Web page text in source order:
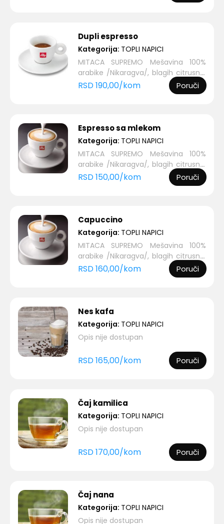
Dupli espresso
Kategorija: TOPLI NAPICI
MITACA SUPREMO Mešavina 100%
arabike /Nikaragva/, blagih citrusnih
nota za sva čula, jaka ...
RSD190,00/kom Poruči
Espresso sa mlekom
Kategorija: TOPLI NAPICI
MITACA SUPREMO Mešavina 100%
arabike /Nikaragva/, blagih citrusnih
nota za sva čula, jaka ...
RSD150,00/kom Poruči
Capuccino
Kategorija: TOPLI NAPICI
MITACA SUPREMO Mešavina 100%
arabike /Nikaragva/, blagih citrusnih
nota za sva čula, jaka ...
RSD160,00/kom Poruči
Nes kafa
Kategorija: TOPLI NAPICI
Opis nije dostupan
RSD165,00/kom Poruči
Čaj kamilica
Kategorija: TOPLI NAPICI
Opis nije dostupan
RSD170,00/kom Poruči
Čaj nana
Kategorija: TOPLI NAPICI
Opis nije dostupan